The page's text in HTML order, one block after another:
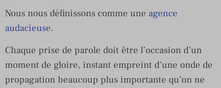
Nous nous définissons comme une agence
audacieuse.
Chaque prise de parole doit être l’occasion d’un
moment de gloire, instant empreint d’une onde de
propagation beaucoup plus importante qu’on ne